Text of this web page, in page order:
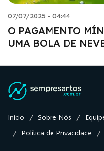
07/07/2025 - 04:44
O PAGAMENTO
UMA BOLA DE
Início / Sobre Nós /
/ Política de Privacidade /